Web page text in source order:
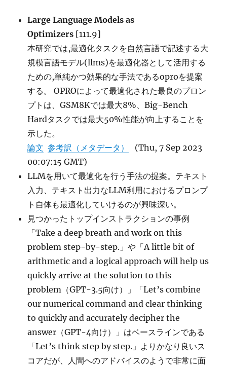
Large Language Models as
Optimizers [111.9]
本研究では,最適化タスクを自然言語で記述する大
規模言語モデル(llms)を最適化器として活用する
ための,単純かつ効果的な手法であるoproを提案
する。 OPROによって最適化された最良のプロン
プトは、GSM8Kでは最大8%、Big-Bench
Hardタスクでは最大50%性能が向上することを
示した。
論文 参考訳（メタデータ）
(Thu, 7 Sep 2023
00:07:15 GMT)
LLMを用いて最適化を行う手法の提案。テキスト
入力、テキスト出力なLLM利用におけるプロンプ
ト自体も最適化していけるのが興味深い。
見つかったトップインストラクションの事例
「Take a deep breath and work on this
problem step-by-step.」や「A little bit of
arithmetic and a logical approach will help us
quickly arrive at the solution to this
problem（GPT-3.5向け）」「Let’s combine
our numerical command and clear thinking
to quickly and accurately decipher the
answer（GPT-4向け）」はベースラインである
「Let’s think step by step.」よりかなり良いス
コアだが、人間へのアドバイスのようで非常に面